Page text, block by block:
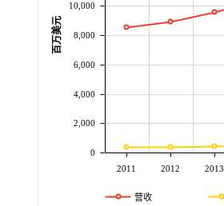
2011 2012 2013
0
2,000
4,000
6,000
8,000
10,000
百万美元
营收